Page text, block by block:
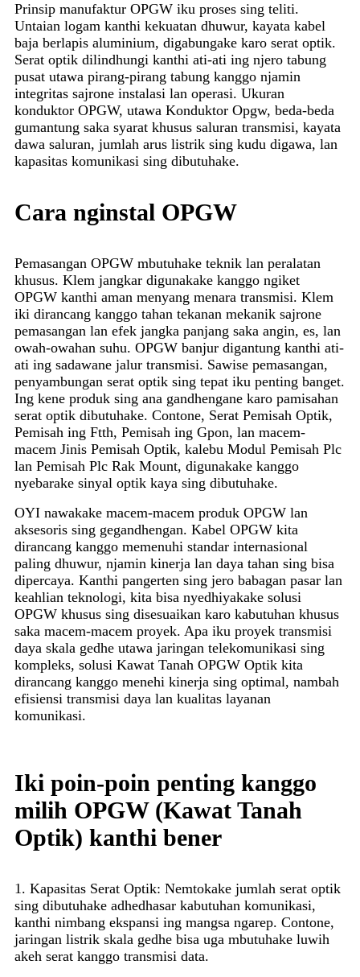
Prinsip manufaktur OPGW iku proses sing teliti.
Untaian logam kanthi kekuatan dhuwur, kayata kabel
baja berlapis aluminium, digabungake karo serat optik.
Serat optik dilindhungi kanthi ati-ati ing njero tabung
pusat utawa pirang-pirang tabung kanggo njamin
integritas sajrone instalasi lan operasi. Ukuran
konduktor OPGW, utawa Konduktor Opgw, beda-beda
gumantung saka syarat khusus saluran transmisi, kayata
dawa saluran, jumlah arus listrik sing kudu digawa, lan
kapasitas komunikasi sing dibutuhake.
Cara nginstal OPGW
Pemasangan OPGW mbutuhake teknik lan peralatan
khusus. Klem jangkar digunakake kanggo ngiket
OPGW kanthi aman menyang menara transmisi. Klem
iki dirancang kanggo tahan tekanan mekanik sajrone
pemasangan lan efek jangka panjang saka angin, es, lan
owah-owahan suhu. OPGW banjur digantung kanthi ati-
ati ing sadawane jalur transmisi. Sawise pemasangan,
penyambungan serat optik sing tepat iku penting banget.
Ing kene produk sing ana gandhengane karo pamisahan
serat optik dibutuhake. Contone, Serat Pemisah Optik,
Pemisah ing Ftth, Pemisah ing Gpon, lan macem-
macem Jinis Pemisah Optik, kalebu Modul Pemisah Plc
lan Pemisah Plc Rak Mount, digunakake kanggo
nyebarake sinyal optik kaya sing dibutuhake.
OYI nawakake macem-macem produk OPGW lan
aksesoris sing gegandhengan. Kabel OPGW kita
dirancang kanggo memenuhi standar internasional
paling dhuwur, njamin kinerja lan daya tahan sing bisa
dipercaya. Kanthi pangerten sing jero babagan pasar lan
keahlian teknologi, kita bisa nyedhiyakake solusi
OPGW khusus sing disesuaikan karo kabutuhan khusus
saka macem-macem proyek. Apa iku proyek transmisi
daya skala gedhe utawa jaringan telekomunikasi sing
kompleks, solusi Kawat Tanah OPGW Optik kita
dirancang kanggo menehi kinerja sing optimal, nambah
efisiensi transmisi daya lan kualitas layanan
komunikasi.
Iki poin-poin penting kanggo
milih OPGW (Kawat Tanah
Optik) kanthi bener
1. Kapasitas Serat Optik: Nemtokake jumlah serat optik
sing dibutuhake adhedhasar kabutuhan komunikasi,
kanthi nimbang ekspansi ing mangsa ngarep. Contone,
jaringan listrik skala gedhe bisa uga mbutuhake luwih
akeh serat kanggo transmisi data.